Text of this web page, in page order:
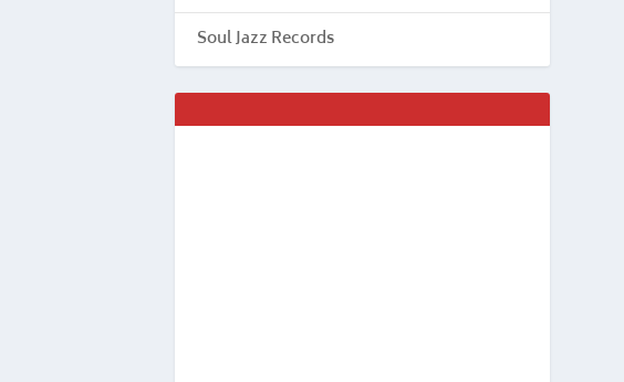
Soul Jazz Records